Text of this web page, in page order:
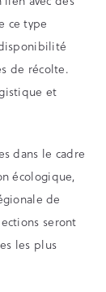
ce type
de récolte.
et
dans le cadre
écologique,
de
seront
les plus